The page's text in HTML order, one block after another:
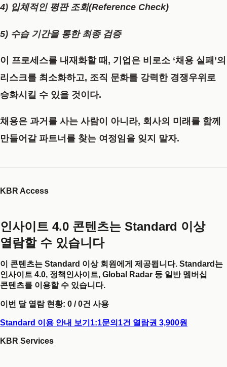
4) 입체적인 평판 조회(Reference Check)
5) 수습 기간을 통한 최종 검증
이 프로세스를 내재화할 때, 기업은 비로소 ‘채용 실패’의
리스크를 최소화하고, 조직 문화를 강력한 경쟁우위로
승화시킬 수 있을 것이다.
채용은 과거를 사는 사람이 아니라, 회사의 미래를 함께
만들어갈 파트너를 찾는 여정임을 잊지 말자.
KBR Access
인사이트 4.0 콘텐츠는 Standard 이상
열람할 수 있습니다
이 콘텐츠는 Standard 이상 회원에게 제공됩니다. Standard는
인사이트 4.0, 정책인사이트, Global Radar 등 일반 멤버십
콘텐츠를 이용할 수 있습니다.
이번 달 열람 현황: 0 /0건 사용
Standard 이용 안내 보기 1:1문의 1건 열람권 3,900원
KBR Services